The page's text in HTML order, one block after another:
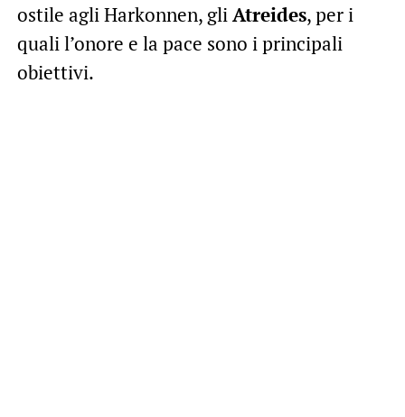
ostile agli Harkonnen, gliAtreides, per i
quali l’onore e la pace sono i principali
obiettivi.